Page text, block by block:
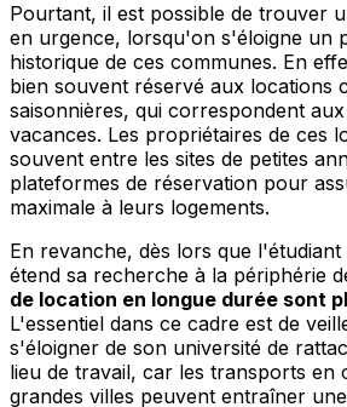
Pourtant, il est possible de trouver
en urgence, lorsqu'on s'éloigne un
historique de ces communes. En
bien souvent réservé aux locations
saisonnières, qui correspondent
vacances. Les propriétaires de ces
souvent entre les sites de petites
plateformes de réservation pour
maximale à leurs logements.
En revanche, dès lors que
étend sa recherche à la périphérie
de location en longue durée sont
L'essentiel dans ce cadre est de
s'éloigner de son université de
lieu de travail, car les transports en
grandes villes peuvent entraîner